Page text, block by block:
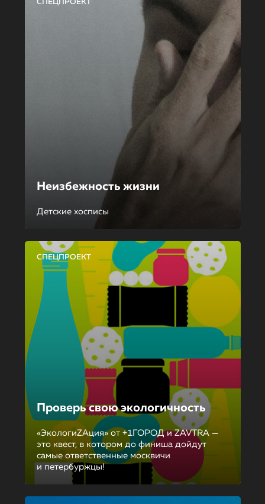
СПЕЦПРОЕКТ
Неизбежность жизни
Детские хосписы
СПЕЦПРОЕКТ
Проверь свою экологичность
«ЭкологиZAция» от +1ГОРОД и ZAVTRA —
это квест, в котором до финиша дойдут
самые ответственные москвичи
и петербуржцы!